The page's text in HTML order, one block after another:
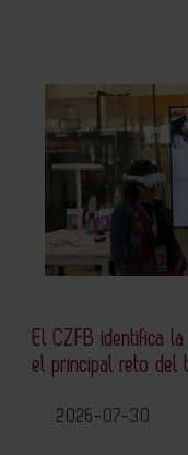
El CZFB identifica
el principal reto del
2026-07-30